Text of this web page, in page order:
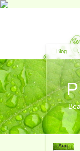
Blog
Aug.